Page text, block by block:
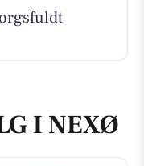
I NEXØ